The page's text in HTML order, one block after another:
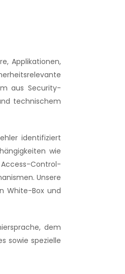
Applikationen,
aus Security-
technischem
identifiziert
wie
Control-
Unsere
White-Box und
dem
sowie spezielle